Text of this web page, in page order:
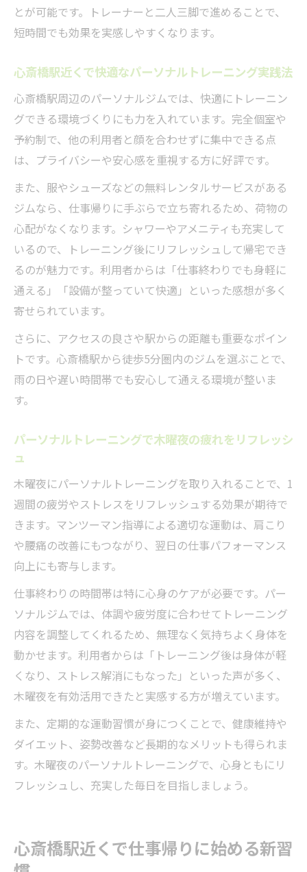
アクセスが良いパーソナルトレーニングジ
ム選定法
とが可能です。トレーナーと二人三脚で進めることで、
短時間でも効果を実感しやすくなります。
心斎橋駅近くで快適なパーソナルトレーニング実践法
心斎橋駅周辺のパーソナルジムでは、快適にトレーニン
グできる環境づくりにも力を入れています。完全個室や
予約制で、他の利用者と顔を合わせずに集中できる点
は、プライバシーや安心感を重視する方に好評です。
また、服やシューズなどの無料レンタルサービスがある
ジムなら、仕事帰りに手ぶらで立ち寄れるため、荷物の
心配がなくなります。シャワーやアメニティも充実して
いるので、トレーニング後にリフレッシュして帰宅でき
るのが魅力です。利用者からは「仕事終わりでも身軽に
通える」「設備が整っていて快適」といった感想が多く
寄せられています。
さらに、アクセスの良さや駅からの距離も重要なポイン
トです。心斎橋駅から徒歩5分圏内のジムを選ぶことで、
雨の日や遅い時間帯でも安心して通える環境が整いま
す。
パーソナルトレーニングで木曜夜の疲れをリフレッシ
ュ
木曜夜にパーソナルトレーニングを取り入れることで、1
週間の疲労やストレスをリフレッシュする効果が期待で
きます。マンツーマン指導による適切な運動は、肩こり
や腰痛の改善にもつながり、翌日の仕事パフォーマンス
向上にも寄与します。
仕事終わりの時間帯は特に心身のケアが必要です。パー
ソナルジムでは、体調や疲労度に合わせてトレーニング
内容を調整してくれるため、無理なく気持ちよく身体を
動かせます。利用者からは「トレーニング後は身体が軽
くなり、ストレス解消にもなった」といった声が多く、
木曜夜を有効活用できたと実感する方が増えています。
また、定期的な運動習慣が身につくことで、健康維持や
ダイエット、姿勢改善など長期的なメリットも得られま
す。木曜夜のパーソナルトレーニングで、心身ともにリ
フレッシュし、充実した毎日を目指しましょう。
心斎橋駅近くで仕事帰りに始める新習